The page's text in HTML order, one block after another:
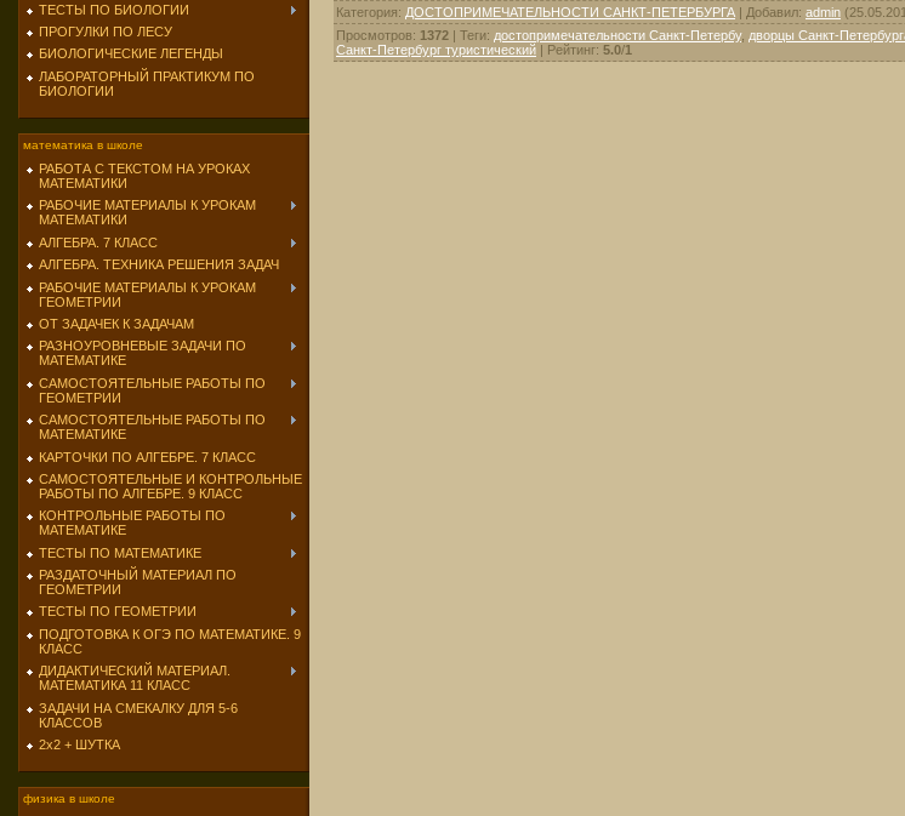
ТЕСТЫ ПО БИОЛОГИИ
ПРОГУЛКИ ПО ЛЕСУ
БИОЛОГИЧЕСКИЕ ЛЕГЕНДЫ
ЛАБОРАТОРНЫЙ ПРАКТИКУМ ПО
БИОЛОГИИ
математика в школе
РАБОТА С ТЕКСТОМ НА УРОКАХ
МАТЕМАТИКИ
РАБОЧИЕ МАТЕРИАЛЫ К УРОКАМ
МАТЕМАТИКИ
АЛГЕБРА. 7 КЛАСС
АЛГЕБРА. ТЕХНИКА РЕШЕНИЯ ЗАДАЧ
РАБОЧИЕ МАТЕРИАЛЫ К УРОКАМ
ГЕОМЕТРИИ
ОТ ЗАДАЧЕК К ЗАДАЧАМ
РАЗНОУРОВНЕВЫЕ ЗАДАЧИ ПО
МАТЕМАТИКЕ
САМОСТОЯТЕЛЬНЫЕ РАБОТЫ ПО
ГЕОМЕТРИИ
САМОСТОЯТЕЛЬНЫЕ РАБОТЫ ПО
МАТЕМАТИКЕ
КАРТОЧКИ ПО АЛГЕБРЕ. 7 КЛАСС
САМОСТОЯТЕЛЬНЫЕ И КОНТРОЛЬНЫЕ
РАБОТЫ ПО АЛГЕБРЕ. 9 КЛАСС
КОНТРОЛЬНЫЕ РАБОТЫ ПО
МАТЕМАТИКЕ
ТЕСТЫ ПО МАТЕМАТИКЕ
РАЗДАТОЧНЫЙ МАТЕРИАЛ ПО
ГЕОМЕТРИИ
ТЕСТЫ ПО ГЕОМЕТРИИ
ПОДГОТОВКА К ОГЭ ПО МАТЕМАТИКЕ. 9
КЛАСС
ДИДАКТИЧЕСКИЙ МАТЕРИАЛ.
МАТЕМАТИКА 11 КЛАСС
ЗАДАЧИ НА СМЕКАЛКУ ДЛЯ 5-6
КЛАССОВ
2х2 + ШУТКА
физика в школе
Категория: ДОСТОПРИМЕЧАТЕЛЬНОСТИ САНКТ-ПЕТЕРБУРГА | Добавил: admin
Просмотров: 1372 | Теги: достопримечательности Санкт-Петербу, дворцы Санкт-
Санкт-Петербург туристический | Рейтинг: 5.0/1